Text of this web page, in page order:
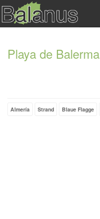
Playa de Balerma
Almería Strand Blaue Flagge